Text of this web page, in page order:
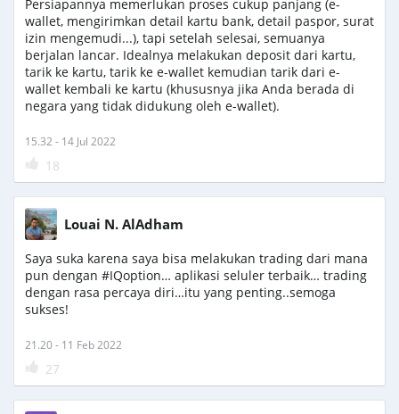
Persiapannya memerlukan proses cukup panjang (e-
wallet, mengirimkan detail kartu bank, detail paspor, surat
izin mengemudi...), tapi setelah selesai, semuanya
berjalan lancar. Idealnya melakukan deposit dari kartu,
tarik ke kartu, tarik ke e-wallet kemudian tarik dari e-
wallet kembali ke kartu (khususnya jika Anda berada di
negara yang tidak didukung oleh e-wallet).
15.32 - 14 Jul 2022
18
Louai N. AlAdham
Saya suka karena saya bisa melakukan trading dari mana
pun dengan #IQoption… aplikasi seluler terbaik… trading
dengan rasa percaya diri…itu yang penting..semoga
sukses!
21.20 - 11 Feb 2022
27